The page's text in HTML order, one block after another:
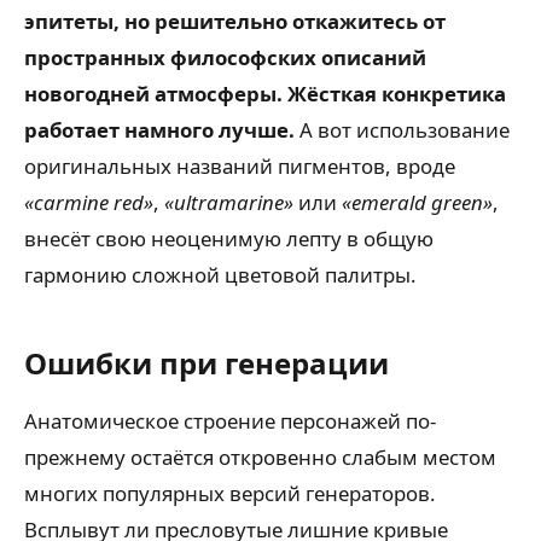
эпитеты, но решительно откажитесь от
пространных философских описаний
новогодней атмосферы. Жёсткая конкретика
работает намного лучше. А вот использование
оригинальных названий пигментов, вроде
«carmine red», «ultramarine» или «emerald green»,
внесёт свою неоценимую лепту в общую
гармонию сложной цветовой палитры.
Ошибки при генерации
Анатомическое строение персонажей по-
прежнему остаётся откровенно слабым местом
многих популярных версий генераторов.
Всплывут ли пресловутые лишние кривые